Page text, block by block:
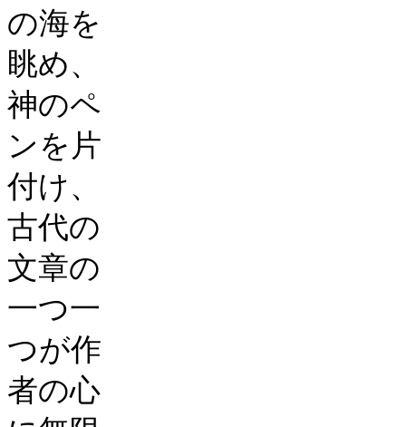
の海を
眺め、
神のペ
ンを片
付け、
古代の
文章の
一つ一
つが作
者の心